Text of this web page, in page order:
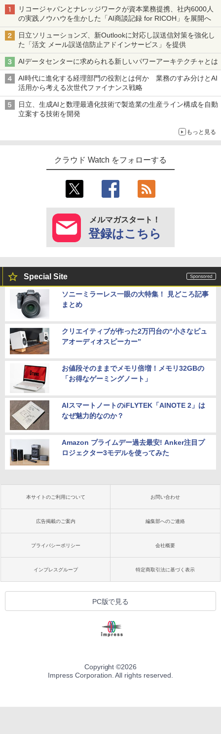
リコージャパンとナレッジワークが資本業務提携、社内6000人
の実践ノウハウを生かした「AI商談記録 for RICOH」を展開へ
日立ソリューションズ、新Outlookに対応し誤送信対策を強化し
た「活文 メール誤送信防止アドインサービス」を提供
AIデータセンターに求められる新しいパワーアーキテクチャとは
AI時代に進化する経理部門の役割とは何か 業務のすみ分けとAI
活用から考える次世代ファイナンス戦略
日立、生成AIと数理最適化技術で製造業の生産ライン構成を自動
立案する技術を開発
もっと見る
クラウド Watch をフォローする
メルマガスタート！
登録はこちら
Special Site
ソニーミラーレス一眼の大特集！ 見どころ記事
まとめ
クリエイティブが作った2万円台の“小さなピュ
アオーディオスピーカー”
お値段そのままでメモリ倍増！メモリ32GBの
「お得なゲーミングノート」
AIスマートノートのiFLYTEK「AINOTE 2」は
なぜ魅力的なのか？
Amazon プライムデー過去最安! Anker注目プ
ロジェクター3モデルを使ってみた
本サイトのご利用について お問い合わせ
広告掲載のご案内 編集部へのご連絡
プライバシーポリシー 会社概要
インプレスグループ 特定商取引法に基づく表示
PC版で見る
Copyright ©2026
Impress Corporation. All rights reserved.